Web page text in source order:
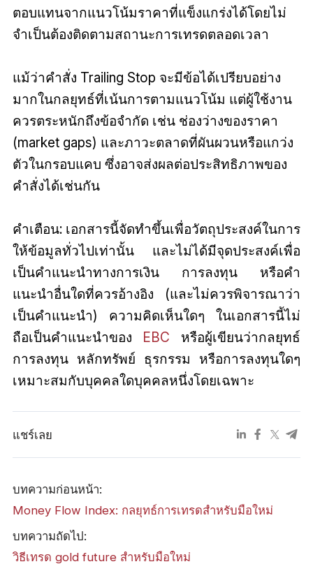
ตอบแทนจากแนวโน้มราคาที่แข็งแกร่งได้โดยไม่
จำเป็นต้องติดตามสถานะการเทรดตลอดเวลา
แม้ว่าคำสั่ง Trailing Stop จะมีข้อได้เปรียบอย่าง
มากในกลยุทธ์ที่เน้นการตามแนวโน้ม แต่ผู้ใช้งาน
ควรตระหนักถึงข้อจำกัด เช่น ช่องว่างของราคา
(market gaps) และภาวะตลาดที่ผันผวนหรือแกว่ง
ตัวในกรอบแคบ ซึ่งอาจส่งผลต่อประสิทธิภาพของ
คำสั่งได้เช่นกัน
คำเตือน: เอกสารนี้จัดทำขึ้นเพื่อวัตถุประสงค์ในการ
ให้ข้อมูลทั่วไปเท่านั้น และไม่ได้มีจุดประสงค์เพื่อ
เป็นคำแนะนำทางการเงิน การลงทุน หรือคำ
แนะนำอื่นใดที่ควรอ้างอิง (และไม่ควรพิจารณาว่า
เป็นคำแนะนำ) ความคิดเห็นใดๆ ในเอกสารนี้ไม่
ถือเป็นคำแนะนำของ EBC หรือผู้เขียนว่ากลยุทธ์
การลงทุน หลักทรัพย์ ธุรกรรม หรือการลงทุนใดๆ
เหมาะสมกับบุคคลใดบุคคลหนึ่งโดยเฉพาะ
แชร์เลย
บทความก่อนหน้า:
Money Flow Index: กลยุทธ์การเทรดสำหรับมือใหม่
บทความถัดไป:
วิธีเทรด gold future สำหรับมือใหม่